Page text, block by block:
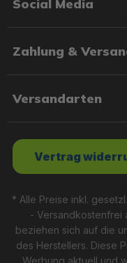
Social Media
Zahlung &
Versandarten
Vertrag
* Alle Preise inkl.
- Versandkostenfrei
beziehen sich auf die
des Herstellers. Diese
Werbung aktuell und